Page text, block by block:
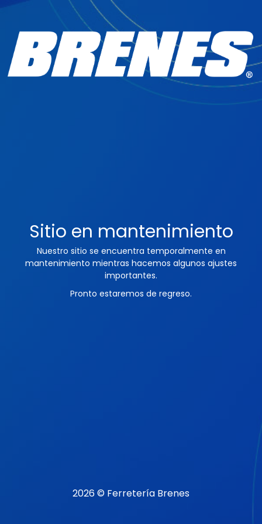
Sitio en mantenimiento
Nuestro sitio se encuentra temporalmente en
mantenimiento mientras hacemos algunos ajustes
importantes.
Pronto estaremos de regreso.
2026 © Ferretería Brenes